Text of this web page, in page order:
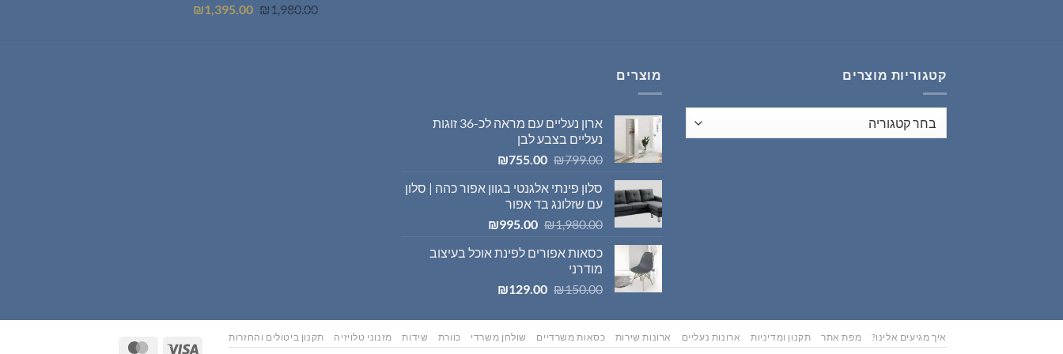
₪ 1,980.00
המחיר
₪1,395.00
המחיר
קטגוריות מוצרים
מוצרים
ארון נעליים עם מראה לכ-36 זוגות
נעליים בצבע לבן
₪799.00
המחיר
היה:
₪799.00.
₪755.00
המחיר
הוא:
סלון פינתי אלגנטי בגוון אפור כהה | סלון
עם שזלונג בד אפור
₪1,980.00
המחיר
היה:
₪995.00
המחיר
הוא:
כסאות אפורים לפינת אוכל בעיצוב
מודרני
₪150.00
המחיר
היה:
₪150.00.
₪129.00
המחיר
הוא:
₪129.00.
Visa
איך מגיעים אלינו? מפת אתר תקנון ומדיניות ארונות נעליים ארונות שירות כסאות משרדיים שולחן משרדי כוורת שידות מזנוני טלויזיה תקנון ביטולים והחזרות